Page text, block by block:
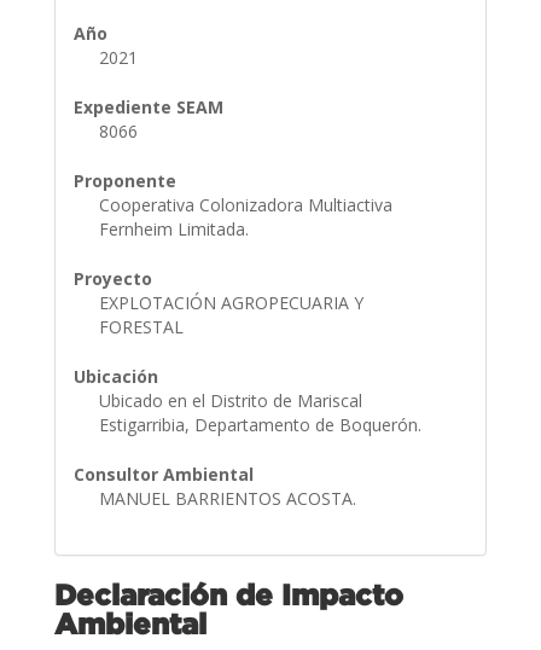
Año
2021
Expediente SEAM
8066
Proponente
Cooperativa Colonizadora Multiactiva
Fernheim Limitada.
Proyecto
EXPLOTACIÓN AGROPECUARIA Y
FORESTAL
Ubicación
Ubicado en el Distrito de Mariscal
Estigarribia, Departamento de Boquerón.
Consultor Ambiental
MANUEL BARRIENTOS ACOSTA.
Declaración de Impacto
Ambiental